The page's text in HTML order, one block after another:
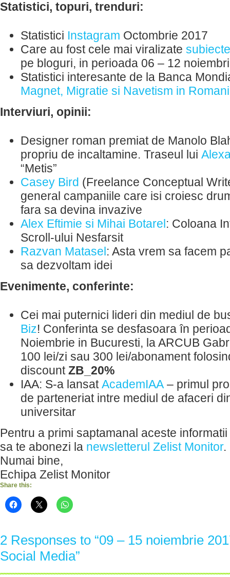
Statistici, topuri, trenduri:
Statistici Instagram Octombrie 2017
Care au fost cele mai viralizate subiecte
pe bloguri, in perioada 06 – 12
Statistici interesante de la Banca
Magnet, Migratie si Navetism in
Interviuri, opinii:
Designer roman premiat de Manolo
propriu de incaltamine. Traseul lui
“Metis”
Casey Bird (Freelance Conceptual
general campaniile care isi croiesc
fara sa devina invazive
Alex Eftimie si Mihai Botarel: Coloana
Scroll-ului Nesfarsit
Razvan Matasel: Asta vrem sa facem
sa dezvoltam idei
Evenimente, conferinte:
Cei mai puternici lideri din mediul de
Biz! Conferinta se desfasoara în
Noiembrie in Bucuresti, la ARCUB
100 lei/zi sau 300 lei/abonament
discountZB_20%
IAA: S-a lansatAcademIAA – primul
de parteneriat intre mediul de afaceri
universitar
Pentru a primi saptamanal aceste
sa te abonezi la newsletterul Zelist Monitor.
Numai bine,
Echipa Zelist Monitor
Share this:
2 Responses to “09 – 15 noiembrie
Social Media”